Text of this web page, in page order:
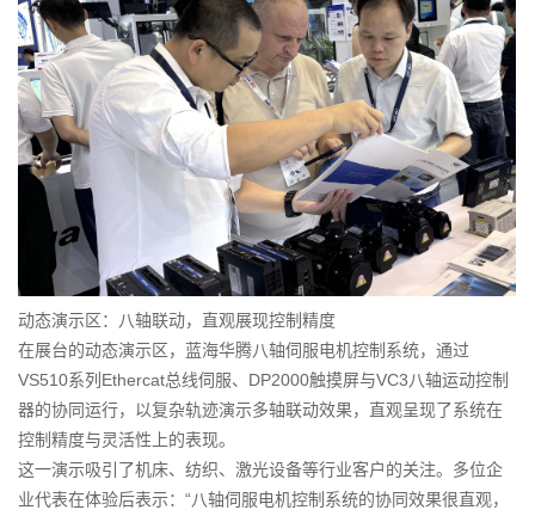
动态演示区：八轴联动，直观展现控制精度
在展台的动态演示区，蓝海华腾八轴伺服电机控制系统，通过
VS510系列Ethercat总线伺服、DP2000触摸屏与VC3八轴运动控制
器的协同运行，以复杂轨迹演示多轴联动效果，直观呈现了系统在
控制精度与灵活性上的表现。
这一演示吸引了机床、纺织、激光设备等行业客户的关注。多位企
业代表在体验后表示：“八轴伺服电机控制系统的协同效果很直观，